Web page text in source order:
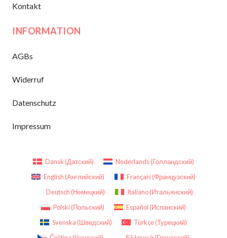
Kontakt
INFORMATION
AGBs
Widerruf
Datenschutz
Impressum
Dansk (Датский) Nederlands(Голландский)
English (Английский) Français(Французский)
Deutsch (Немецкий) Italiano(Итальянский)
Polski(Польский) Español (Испанский)
Svenska (Шведский) Türkçe(Турецкий)